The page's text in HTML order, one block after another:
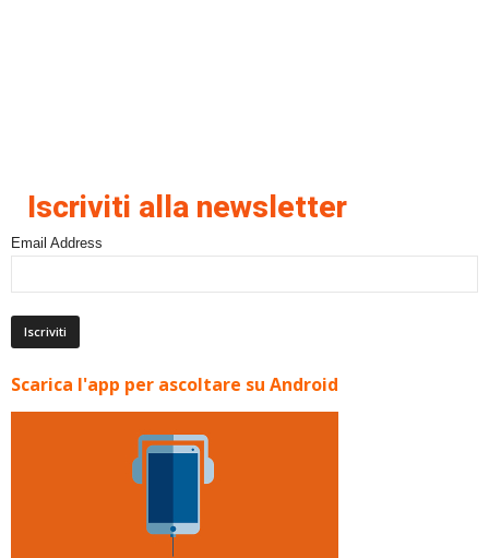
Iscriviti alla newsletter
Email Address
Scarica l'app per ascoltare su Android